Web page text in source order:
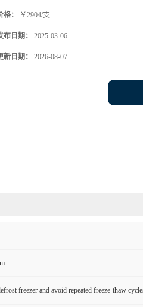
格： ￥2904/支
布日期： 2025-03-06
新日期： 2026-08-07
freezer and avoid repeated freeze-thaw